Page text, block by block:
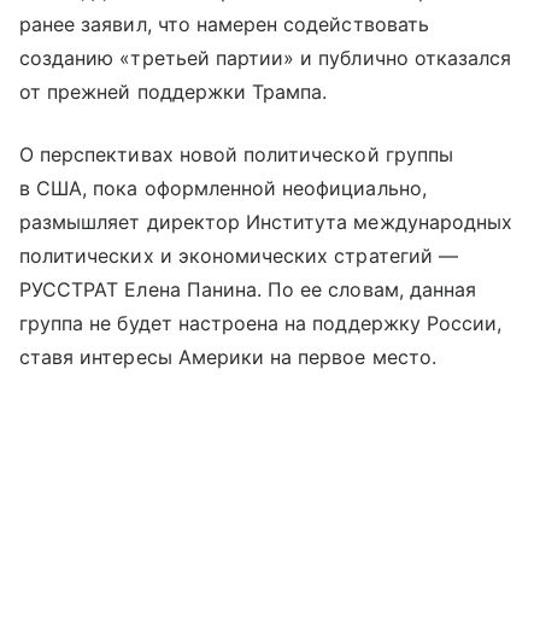
ранее заявил, что намерен содействовать
созданию «третьей партии» и публично отказался
от прежней поддержки Трампа.
О перспективах новой политической группы
в США, пока оформленной неофициально,
размышляет директор Института международных
политических и экономических стратегий —
РУССТРАТ Елена Панина. По ее словам, данная
группа не будет настроена на поддержку России,
ставя интересы Америки на первое место.